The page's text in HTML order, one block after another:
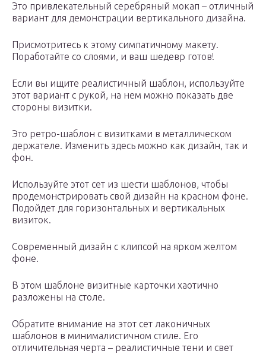
Это привлекательный серебряный мокап – отличный
вариант для демонстрации вертикального дизайна.
Присмотритесь к этому симпатичному макету.
Поработайте со слоями, и ваш шедевр готов!
Если вы ищите реалистичный шаблон, используйте
этот вариант с рукой, на нем можно показать две
стороны визитки.
Это ретро-шаблон с визитками в металлическом
держателе. Изменить здесь можно как дизайн, так и
фон.
Используйте этот сет из шести шаблонов, чтобы
продемонстрировать свой дизайн на красном фоне.
Подойдет для горизонтальных и вертикальных
визиток.
Современный дизайн с клипсой на ярком желтом
фоне.
В этом шаблоне визитные карточки хаотично
разложены на столе.
Обратите внимание на этот сет лаконичных
шаблонов в минималистичном стиле. Его
отличительная черта – реалистичные тени и свет